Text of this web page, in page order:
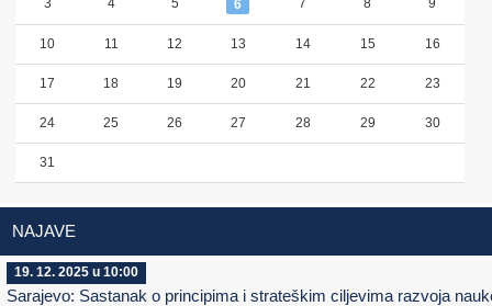
3 4 5 6 7 8 9
10 11 12 13 14 15 16
17 18 19 20 21 22 23
24 25 26 27 28 29 30
31
NAJAVE
19. 12. 2025 u 10:00
Sarajevo: Sastanak o principima i strateškim ciljevima razvoja